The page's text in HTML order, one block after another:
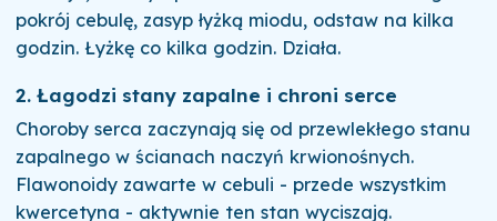
pokrój cebulę, zasyp łyżką miodu, odstaw na kilka
godzin. Łyżkę co kilka godzin. Działa.
2. Łagodzi stany zapalne i chroni serce
Choroby serca zaczynają się od przewlekłego stanu
zapalnego w ścianach naczyń krwionośnych.
Flawonoidy zawarte w cebuli - przede wszystkim
kwercetyna - aktywnie ten stan wyciszają.